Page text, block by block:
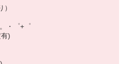
別指導塾・人材紹介
グ・官公庁案件
・゜+゜
)